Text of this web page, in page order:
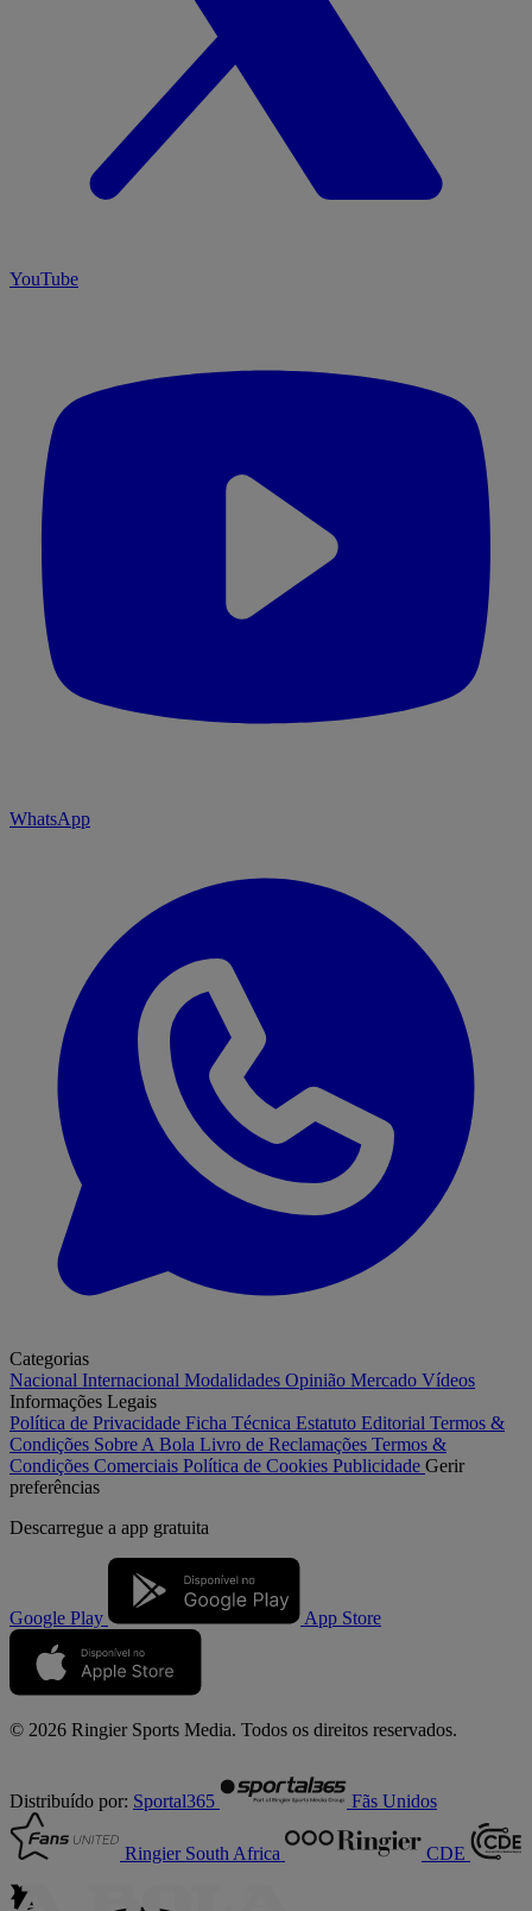
YouTube
WhatsApp
Categorias
Nacional Internacional Modalidades Opinião Mercado Vídeos
Informações Legais
Política de Privacidade Ficha Técnica Estatuto Editorial Termos &
Condições Sobre A Bola Livro de Reclamações Termos &
Condições Comerciais Política de Cookies Publicidade Gerir
preferências
Descarregue a app gratuita
Google Play App Store
© 2026 Ringier Sports Media. Todos os direitos reservados.
Distribuído por: Sportal365 Fãs Unidos
Ringier South Africa CDE